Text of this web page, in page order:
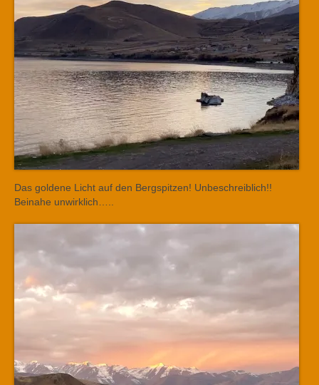
Das goldene Licht auf den Bergspitzen! Unbeschreiblich!!
Beinahe unwirklich…..